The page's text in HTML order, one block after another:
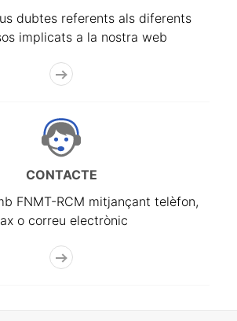
dubtes referents als diferents
implicats a la nostra web
CONTACTE
FNMT-RCM mitjançant telèfon,
o correu electrònic